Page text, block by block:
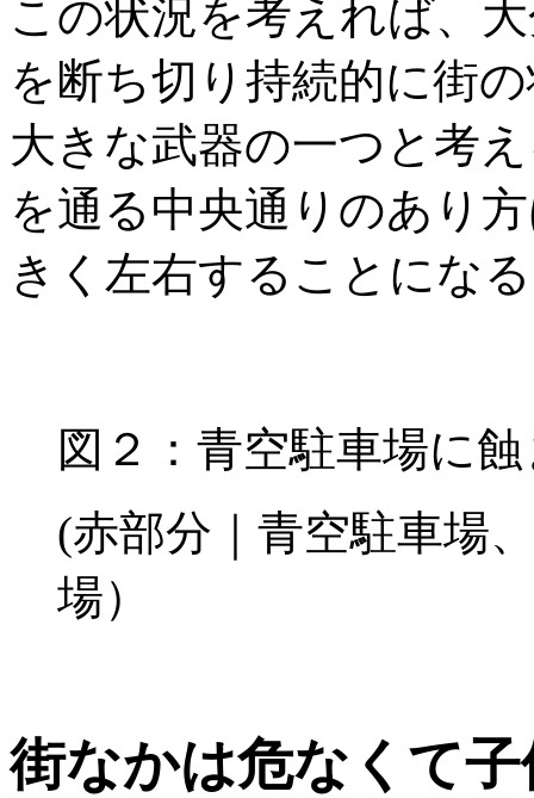
この状況を考えれば、
を断ち切り持続的に街
大きな武器の一つと考
を通る中央通りのあり
きく左右することにな
図２：青空駐車場に
(赤部分｜青空駐車場
場）
街なかは危なくて